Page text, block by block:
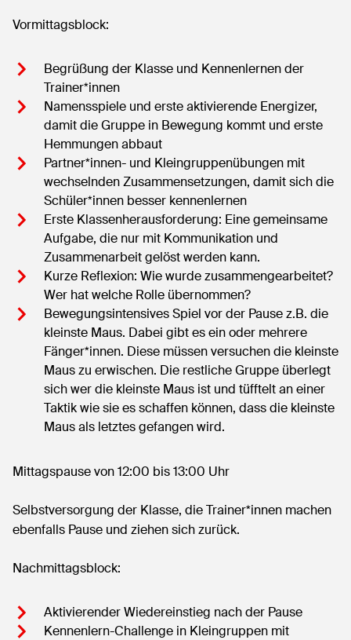
Vormittagsblock:
Begrüßung der Klasse und Kennenlernen der
Trainer*innen
Namensspiele und erste aktivierende Energizer,
damit die Gruppe in Bewegung kommt und erste
Hemmungen abbaut
Partner*innen- und Kleingruppenübungen mit
wechselnden Zusammensetzungen, damit sich die
Schüler*innen besser kennenlernen
Erste Klassenherausforderung: Eine gemeinsame
Aufgabe, die nur mit Kommunikation und
Zusammenarbeit gelöst werden kann.
Kurze Reflexion: Wie wurde zusammengearbeitet?
Wer hat welche Rolle übernommen?
Bewegungsintensives Spiel vor der Pause z.B. die
kleinste Maus. Dabei gibt es ein oder mehrere
Fänger*innen. Diese müssen versuchen die kleinste
Maus zu erwischen. Die restliche Gruppe überlegt
sich wer die kleinste Maus ist und tüfftelt an einer
Taktik wie sie es schaffen können, dass die kleinste
Maus als letztes gefangen wird.
Mittagspause von 12:00 bis 13:00 Uhr
Selbstversorgung der Klasse, die Trainer*innen machen
ebenfalls Pause und ziehen sich zurück.
Nachmittagsblock:
Aktivierender Wiedereinstieg nach der Pause
Kennenlern-Challenge in Kleingruppen mit